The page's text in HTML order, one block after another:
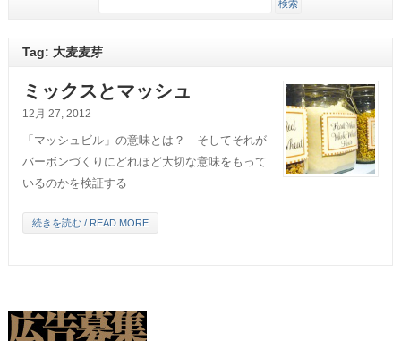
Tag: 大麦麦芽
ミックスとマッシュ
12月 27, 2012
「マッシュビル」の意味とは？ そしてそれが
バーボンづくりにどれほど大切な意味をもって
いるのかを検証する
続きを読む / READ MORE